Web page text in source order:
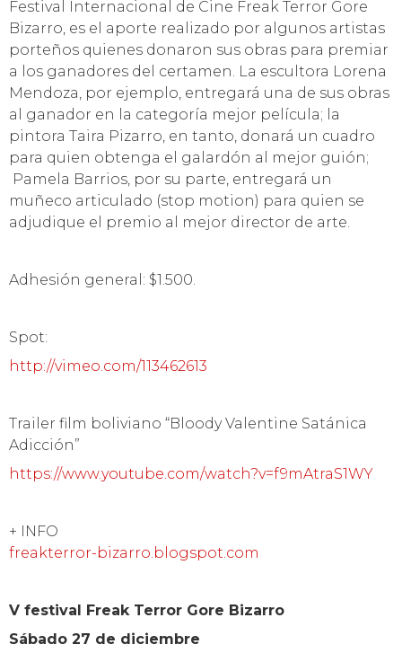
presencia está confirmada en el Festival está
integrada por Pack de PromoFest (España) Ecam
(España) Pablo Guerrero (Chile) Edin Alain (México)
Chabier (España) Fran Mateu (España) Georgina
Zanardi (Argentina) Juan Camardella y Luis Cofré
(Valdivia, Chile) y Line Up (España).
Estreno internacional
A su vez, el intenso día de actividades hará una
pausa para estrenar al mundo la película boliviana
José Rafael, quien estará presente para compartir
Bizarro, es el aporte realizado por algunos artistas
porteños quienes donaron sus obras para premiar
a los ganadores del certamen. La escultora Lorena
pintora Taira Pizarro, en tanto, donará un cuadro
para quien obtenga el galardón al mejor guión;
adjudique el premio al mejor director de arte.